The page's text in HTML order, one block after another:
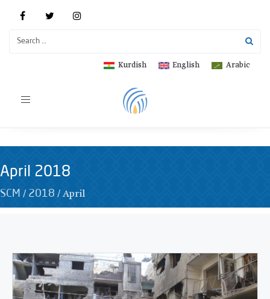
Arabic
English
Kurdish
Toggle
April 2018
SCM / 2018 /April